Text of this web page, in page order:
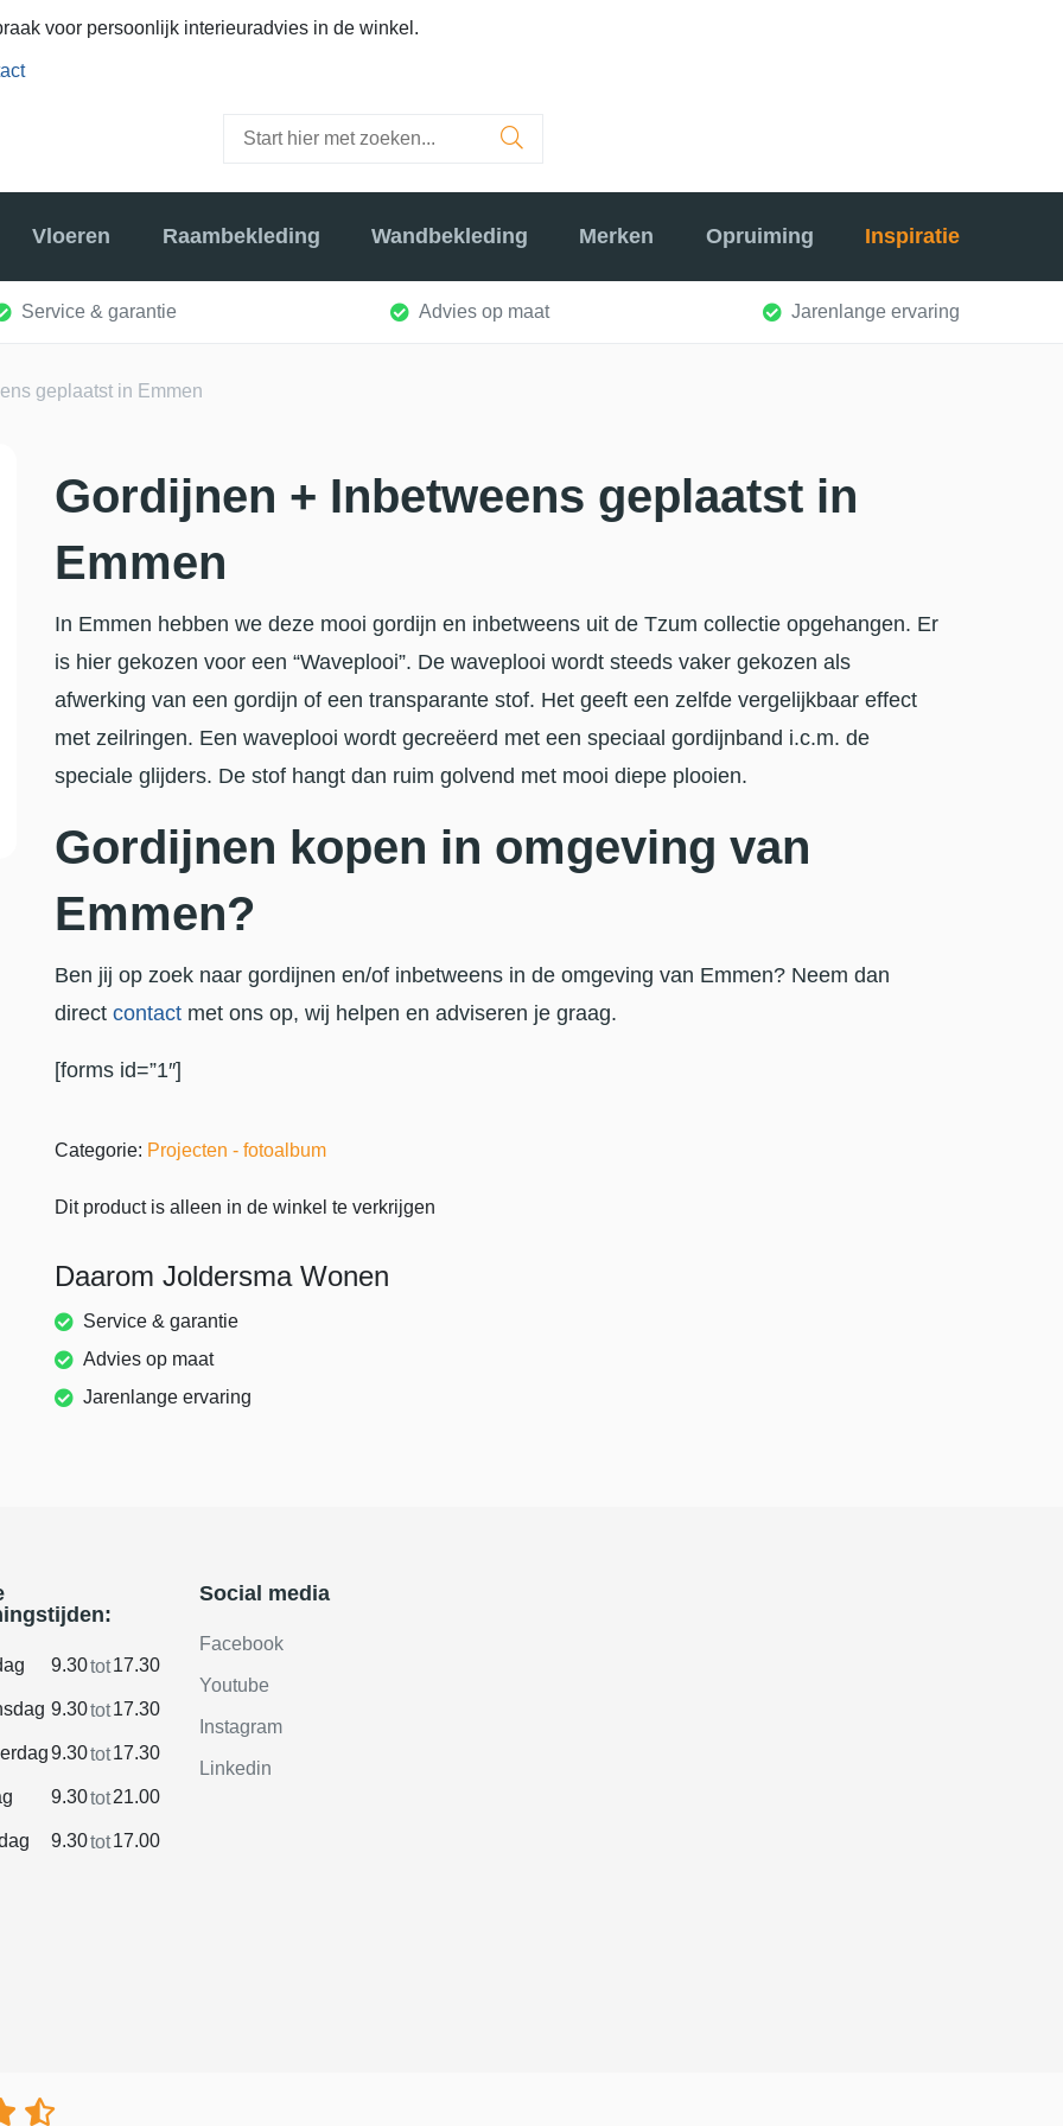
voor persoonlijk interieuradvies in de winkel.
Vloeren Raambekleding Wandbekleding Merken Opruiming Inspiratie
Service & garantie Advies op maat Jarenlange ervaring
geplaatst in Emmen
Gordijnen + Inbetweens geplaatst in
Emmen
In Emmen hebben we deze mooi gordijn en inbetweens uit de Tzum collectie opgehangen. Er
is hier gekozen voor een “Waveplooi”. De waveplooi wordt steeds vaker gekozen als
afwerking van een gordijn of een transparante stof. Het geeft een zelfde vergelijkbaar effect
met zeilringen. Een waveplooi wordt gecreëerd met een speciaal gordijnband i.c.m. de
speciale glijders. De stof hangt dan ruim golvend met mooi diepe plooien.
Gordijnen kopen in omgeving van
Emmen?
Ben jij op zoek naar gordijnen en/of inbetweens in de omgeving van Emmen? Neem dan
direct contact met ons op, wij helpen en adviseren je graag.
[forms id=”1″]
Categorie: Projecten - fotoalbum
Dit product is alleen in de winkel te verkrijgen
Daarom Joldersma Wonen
Service & garantie
Advies op maat
Jarenlange ervaring
9.30tot 17.30
9.30tot 17.30
9.30tot 17.30
9.30tot 21.00
9.30tot 17.00
Social media
Facebook
Youtube
Instagram
Linkedin